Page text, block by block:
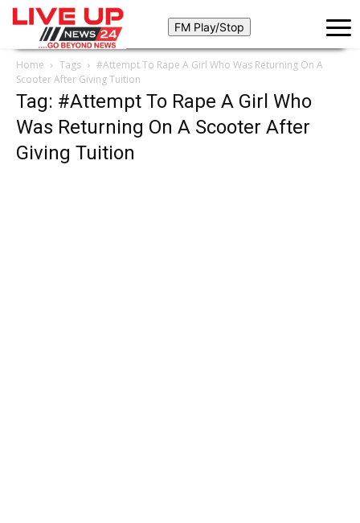
Home Tags
#Attempt To Rape A Girl Who Was Returning On A
Scooter After Giving Tuition
Tag: #Attempt To Rape A Girl Who
Was Returning On A Scooter After
Giving Tuition